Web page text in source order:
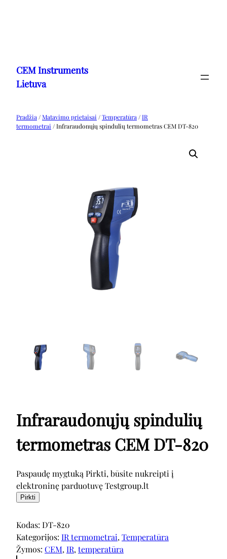
turinio
CEM Instruments
Lietuva
Pradžia /Matavimo prietaisai /Temperatūra /IR
termometrai / Infraraudonųjų spindulių termometras CEM DT-820
Infraraudonųjų spindulių
termometras CEM DT-820
Paspaudę mygtuką Pirkti, būsite nukreipti į
elektroninę parduotuvę Testgroup.lt
Pirkti
Kodas: DT-820
Kategorijos: IR termometrai, Temperatūra
Žymos: CEM, IR, temperatūra